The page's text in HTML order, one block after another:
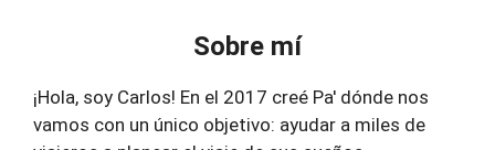
Sobre mí
¡Hola, soy Carlos! En el 2017 creé Pa' dónde nos
vamos con un único objetivo: ayudar a miles de